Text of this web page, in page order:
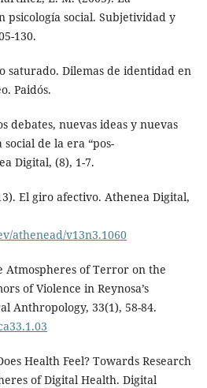
psicología social. Subjetividad y
130.
saturado. Dilemas de identidad en
Paidós.
debates, nuevas ideas y nuevas
de la era “pos-
Digital, (8), 1-7.
El giro afectivo. Athenea Digital,
athenead/v13n3.1060
Atmospheres of Terror on the
of Violence in Reynosa’s
Anthropology, 33(1), 58-84.
Health Feel? Towards Research
of Digital Health. Digital